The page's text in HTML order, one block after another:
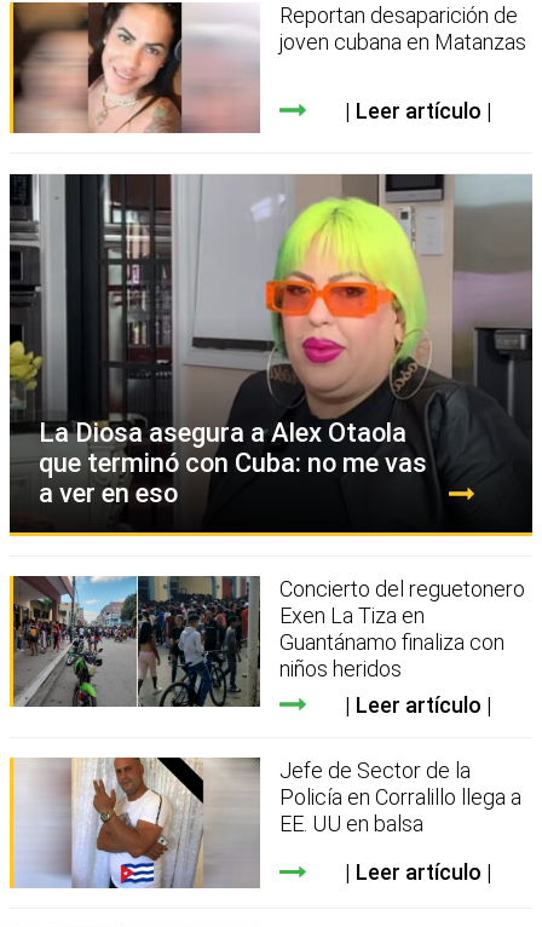
Reportan desaparición de
joven cubana en Matanzas
Leer artículo
La Diosa asegura a Alex Otaola
que terminó con Cuba: no me vas
a ver en eso
Concierto del reguetonero
Exen La Tiza en
Guantánamo finaliza con
niños heridos
Leer artículo
Jefe de Sector de la
Policía en Corralillo llega a
EE. UU en balsa
Leer artículo